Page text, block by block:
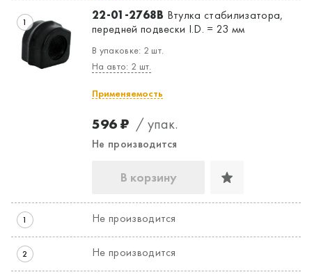
1 22-01-2768B Втулка стабилизатора,
передней подвески I.D. = 23 мм
В упаковке: 2 шт.
На авто: 2 шт.
Применяемость
596 ₽ / упак.
Не производится
В корзину
1 Не производится
2 Не производится